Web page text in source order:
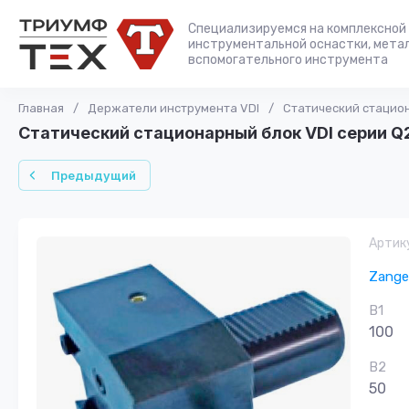
Специализируемся на
инструментальной оснастки,
вспомогательного инструмента
Главная / Держатели инструмента VDI / Статический
Статический стационарный блок VDI серии
Предыдущий
Zange
B1
100
B2
50